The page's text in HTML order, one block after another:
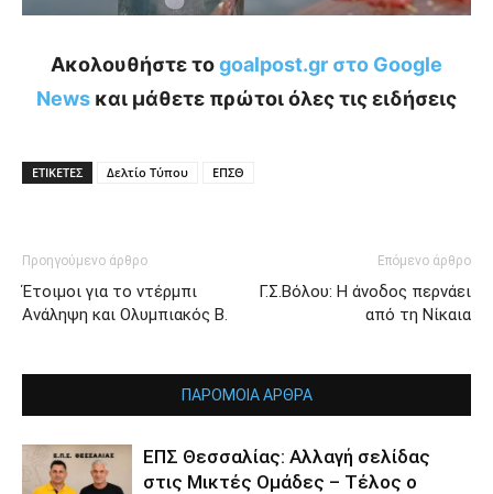
Ακολουθήστε τοgoalpost.gr στο Google
News και μάθετε πρώτοι όλες τις ειδήσεις
ΕΤΙΚΕΤΕΣ Δελτίο Τύπου ΕΠΣΘ
Προηγούμενο άρθρο
Έτοιμοι για το ντέρμπι
Ανάληψη και Ολυμπιακός Β.
Επόμενο άρθρο
Γ.Σ.Βόλου: Η άνοδος περνάει
από τη Νίκαια
ΠΑΡΟΜΟΙΑ ΑΡΘΡΑ
ΕΠΣ Θεσσαλίας: Αλλαγή σελίδας
στις Μικτές Ομάδες – Τέλος ο